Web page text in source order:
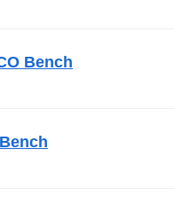
Bench
Bench